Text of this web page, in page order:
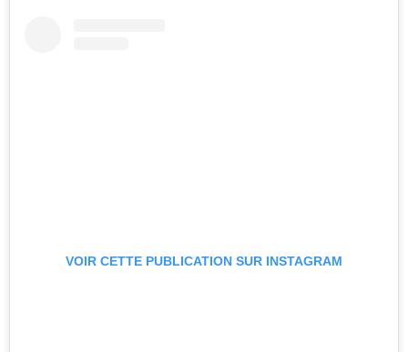
VOIR CETTE PUBLICATION SUR INSTAGRAM